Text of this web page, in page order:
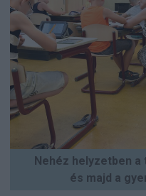
Nehéz helyzetben
és majd a